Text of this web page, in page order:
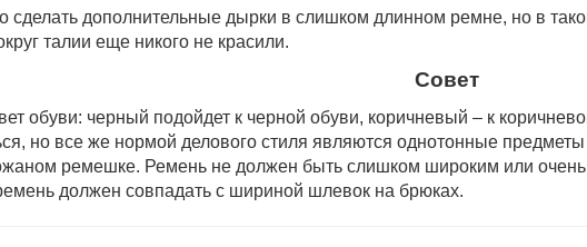
дополнительные дырки в слишком длинном ремне, но в
талии еще никого не красили.
Совет
обуви: черный подойдет к черной обуви, коричневый – к
но все же нормой делового стиля являются однотонные
ремешке. Ремень не должен быть слишком широким или очень
должен совпадать с шириной шлевок на брюках.